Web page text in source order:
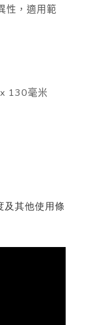
性，適用範
130毫米
及其他使用條